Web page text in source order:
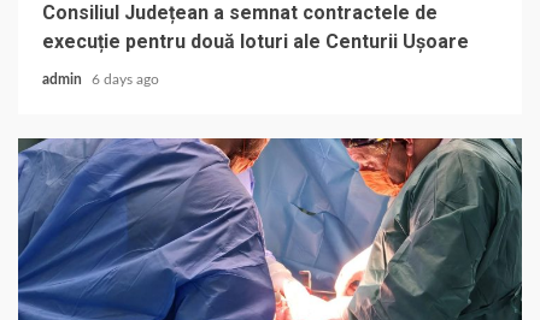
Consiliul Județean a semnat contractele de
execuție pentru două loturi ale Centurii Ușoare
admin 6 days ago